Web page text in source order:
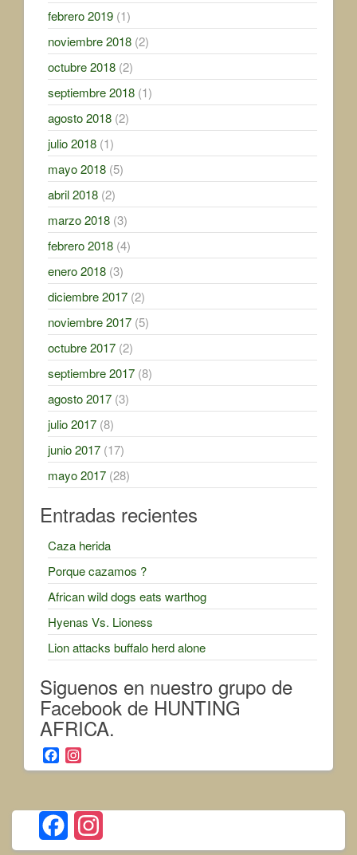
febrero 2019 (1)
noviembre 2018 (2)
octubre 2018 (2)
septiembre 2018 (1)
agosto 2018 (2)
julio 2018 (1)
mayo 2018 (5)
abril 2018 (2)
marzo 2018 (3)
febrero 2018 (4)
enero 2018 (3)
diciembre 2017 (2)
noviembre 2017 (5)
octubre 2017 (2)
septiembre 2017 (8)
agosto 2017 (3)
julio 2017 (8)
junio 2017 (17)
mayo 2017 (28)
Entradas recientes
Caza herida
Porque cazamos ?
African wild dogs eats warthog
Hyenas Vs. Lioness
Lion attacks buffalo herd alone
Siguenos en nuestro grupo de
Facebook de HUNTING
AFRICA.
F
a
b
o
o
n
a
g
r